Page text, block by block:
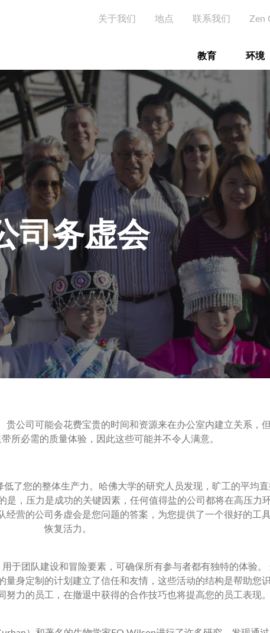
内
容
Secondary
关于我们 地点 联系我们 Zen
教育 环境
司务虚会
公司可能会花费宝贵的时间和资源来在办公室内建立关系，
所必需的质量体验，因此这些可能并不令人满意。
了您的整体生产力。哈佛大学的研究人员发现，旷工的平均
，压力是成功的关键因素，任何值得盐的公司都将在高压力
营的公司务虚会是您问题的答案，为您提供了一个很好的工
恢复活力。
于团队建设和冒险要素，可确保所有参与者都有独特的体验
身定制的计划建立了信任和友情，这些活动的结构是帮助您
努力的员工，在撤退中获得的合作技巧也将提高您的员工表现。